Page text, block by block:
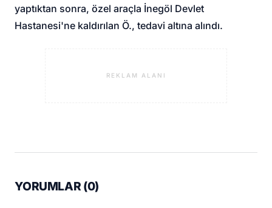
yaptıktan sonra, özel araçla İnegöl Devlet
Hastanesi'ne kaldırılan Ö., tedavi altına alındı.
REKLAM ALANI
YORUMLAR (0)